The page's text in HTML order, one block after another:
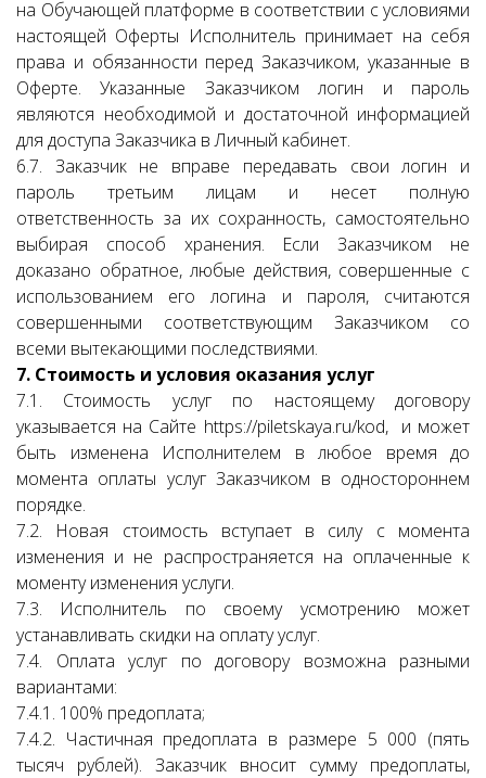
на Обучающей платформе в соответствии с условиями
настоящей Оферты Исполнитель принимает на себя
права и обязанности перед Заказчиком, указанные в
Оферте. Указанные Заказчиком логин и пароль
являются необходимой и достаточной информацией
для доступа Заказчика в Личный кабинет.
6.7. Заказчик не вправе передавать свои логин и
пароль третьим лицам и несет полную
ответственность за их сохранность, самостоятельно
выбирая способ хранения. Если Заказчиком не
доказано обратное, любые действия, совершенные с
использованием его логина и пароля, считаются
совершенными соответствующим Заказчиком со
всеми вытекающими последствиями.
7. Стоимость и условия оказания услуг
7.1. Стоимость услуг по настоящему договору
указывается на Сайте https://piletskaya.ru/kod, и может
быть изменена Исполнителем в любое время до
момента оплаты услуг Заказчиком в одностороннем
порядке.
7.2. Новая стоимость вступает в силу с момента
изменения и не распространяется на оплаченные к
моменту изменения услуги.
7.3. Исполнитель по своему усмотрению может
устанавливать скидки на оплату услуг.
7.4. Оплата услуг по договору возможна разными
вариантами:
7.4.1. 100% предоплата;
7.4.2. Частичная предоплата в размере 5 000 (пять
тысяч рублей). Заказчик вносит сумму предоплаты,